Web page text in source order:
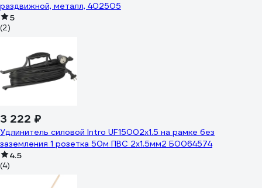
раздвижной, металл, 402505
5
(2)
3 222 ₽
Удлинитель силовой Intro UF15002x1.5 на рамке без
заземления 1 розетка 50м ПВС 2x1.5мм2 Б0064574
4.5
(4)